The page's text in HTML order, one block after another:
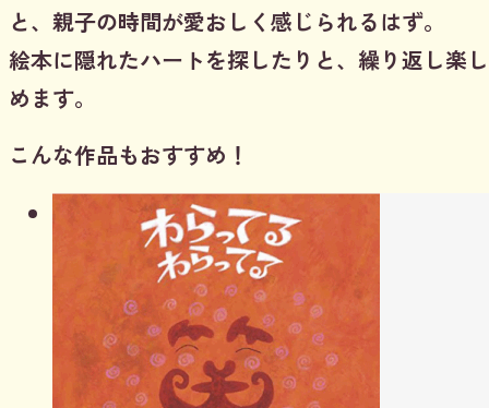
と、親子の時間が愛おしく感じられるはず。
絵本に隠れたハートを探したりと、繰り返し楽し
めます。
こんな作品もおすすめ！